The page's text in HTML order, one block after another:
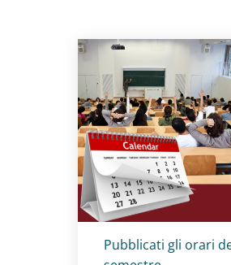
Titolo card:
Pubblicati gli orari